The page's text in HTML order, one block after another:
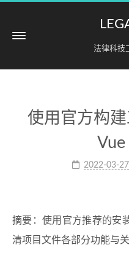
法律科技
使用官方构
Vue
2022-03-27
摘要：使用官方推荐的安
清项目文件各部分功能与关